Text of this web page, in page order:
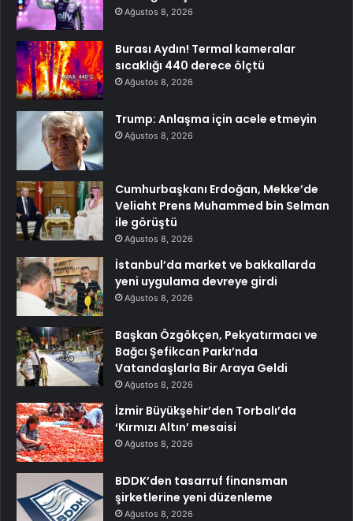
Ağustos 8, 2026
Burası Aydın! Termal kameralar
sıcaklığı 440 derece ölçtü
Ağustos 8, 2026
Trump: Anlaşma için acele etmeyin
Ağustos 8, 2026
Cumhurbaşkanı Erdoğan, Mekke’de
Veliaht Prens Muhammed bin Selman
ile görüştü
Ağustos 8, 2026
İstanbul’da market ve bakkallarda
yeni uygulama devreye girdi
Ağustos 8, 2026
Başkan Özgökçen, Pekyatırmacı ve
Bağcı Şefikcan Parkı’nda
Vatandaşlarla Bir Araya Geldi
Ağustos 8, 2026
İzmir Büyükşehir’den Torbalı’da
‘Kırmızı Altın’ mesaisi
Ağustos 8, 2026
BDDK’den tasarruf finansman
şirketlerine yeni düzenleme
Ağustos 8, 2026